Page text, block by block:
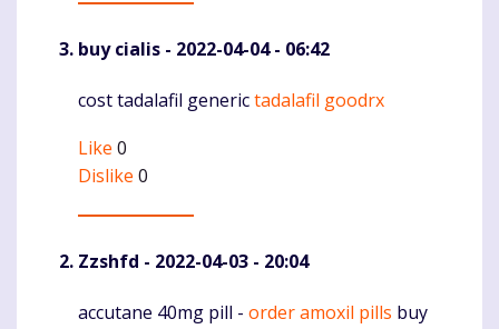
buy cialis - 2022-04-04 - 06:42
Komentaras
cost tadalafil generictadalafil goodrx
Like 0
Dislike 0
Zzshfd - 2022-04-03 - 20:04
Komentaras
accutane 40mg pill - order amoxil pills buy